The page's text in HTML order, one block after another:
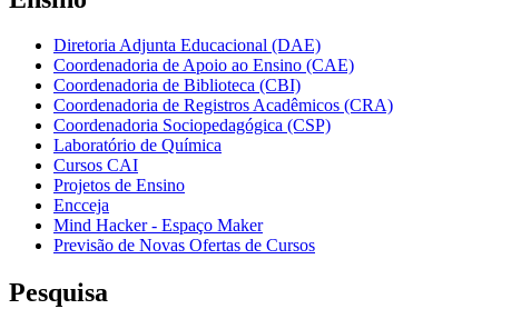
Diretoria Adjunta Educacional (DAE)
Coordenadoria de Apoio ao Ensino (CAE)
Coordenadoria de Biblioteca (CBI)
Coordenadoria de Registros Acadêmicos (CRA)
Coordenadoria Sociopedagógica (CSP)
Laboratório de Química
Cursos CAI
Projetos de Ensino
Encceja
Mind Hacker - Espaço Maker
Previsão de Novas Ofertas de Cursos
Pesquisa